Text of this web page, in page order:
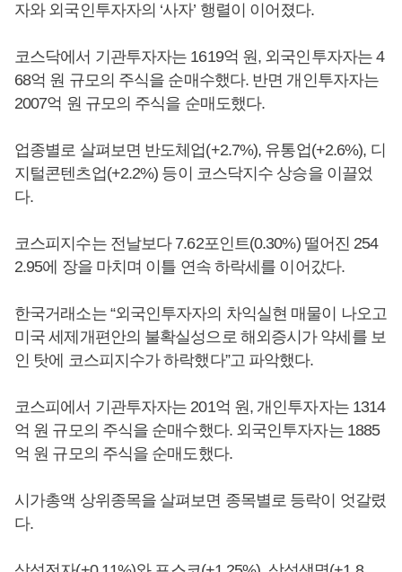
자와 외국인투자자의 ‘사자’ 행렬이 이어졌다.
코스닥에서 기관투자자는 1619억 원, 외국인투자자는 4
68억 원 규모의 주식을 순매수했다. 반면 개인투자자는
2007억 원 규모의 주식을 순매도했다.
업종별로 살펴보면 반도체업(+2.7%), 유통업(+2.6%), 디
지털콘텐츠업(+2.2%) 등이 코스닥지수 상승을 이끌었
다.
코스피지수는 전날보다 7.62포인트(0.30%) 떨어진 254
2.95에 장을 마치며 이틀 연속 하락세를 이어갔다.
한국거래소는 “외국인투자자의 차익실현 매물이 나오고
미국 세제개편안의 불확실성으로 해외증시가 약세를 보
인 탓에 코스피지수가 하락했다”고 파악했다.
코스피에서 기관투자자는 201억 원, 개인투자자는 1314
억 원 규모의 주식을 순매수했다. 외국인투자자는 1885
억 원 규모의 주식을 순매도했다.
시가총액 상위종목을 살펴보면 종목별로 등락이 엇갈렸
다.